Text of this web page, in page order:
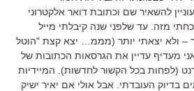
להשאיר שם וכתובת דואר אלקטרוני
מזה. עד שלפני שנה קיבלתי מייל
– ולא יצאתי יותר (מממ… יצא קצת "הוטל
מעדיף עדיין את הגרסאות הכתובות של
(לפחות בכל הקשור לחדשות). המיידיות
בדיוק העובדתי. אבל אולי אם יאיר ישיק